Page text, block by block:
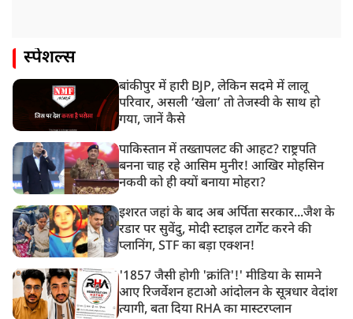
स्पेशल्स
बांकीपुर में हारी BJP, लेकिन सदमे में लालू
परिवार, असली ‘खेला’ तो तेजस्वी के साथ हो
गया, जानें कैसे
पाकिस्तान में तख्तापलट की आहट? राष्ट्रपति
बनना चाह रहे आसिम मुनीर! आखिर मोहसिन
नकवी को ही क्यों बनाया मोहरा?
इशरत जहां के बाद अब अर्पिता सरकार...जैश के
रडार पर सुवेंदु, मोदी स्टाइल टार्गेट करने की
प्लानिंग, STF का बड़ा एक्शन!
'1857 जैसी होगी 'क्रांति'!' मीडिया के सामने
आए रिजर्वेशन हटाओ आंदोलन के सूत्रधार वेदांश
त्यागी, बता दिया RHA का मास्टरप्लान